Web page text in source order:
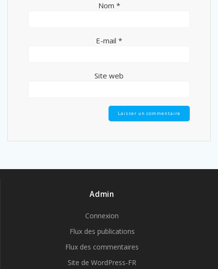
Nom *
E-mail *
Site web
Admin
Connexion
Flux des publications
Flux des commentaires
Site de WordPress-FR